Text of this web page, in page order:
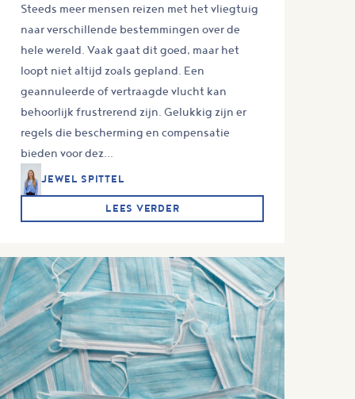
Steeds meer mensen reizen met het vliegtuig
naar verschillende bestemmingen over de
hele wereld. Vaak gaat dit goed, maar het
loopt niet altijd zoals gepland. Een
geannuleerde of vertraagde vlucht kan
behoorlijk frustrerend zijn. Gelukkig zijn er
regels die bescherming en compensatie
bieden voor dez...
JEWEL SPITTEL
LEES VERDER